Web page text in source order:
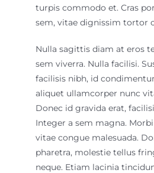
turpis commodo et. Cras
sem, vitae dignissim tortor
Nulla sagittis diam at eros
sem viverra. Nulla facilisi.
facilisis nibh, id
aliquet ullamcorper nunc
Donec id gravida erat,
Integer a sem magna.
vitae congue malesuada.
pharetra, molestie tellus
neque. Etiam lacinia